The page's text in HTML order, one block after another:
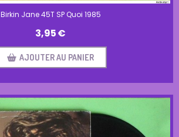
Birkin Jane 45T SP Quoi 1985
3,95€
AJOUTER AU PANIER